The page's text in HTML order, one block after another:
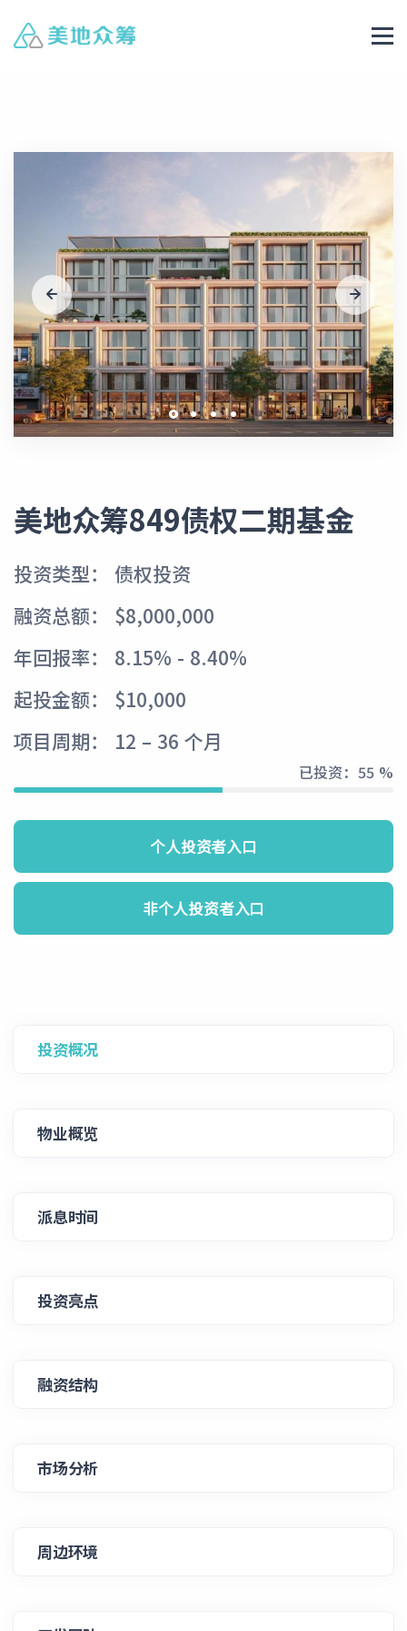
美地众筹849债权二期基金
投资类型： 债权投资
融资总额： $8,000,000
年回报率： 8.15% - 8.40%
起投金额： $10,000
项目周期： 12 – 36 个月
已投资： 55 %
个人投资者入口
非个人投资者入口
投资概况
物业概览
派息时间
投资亮点
融资结构
市场分析
周边环境